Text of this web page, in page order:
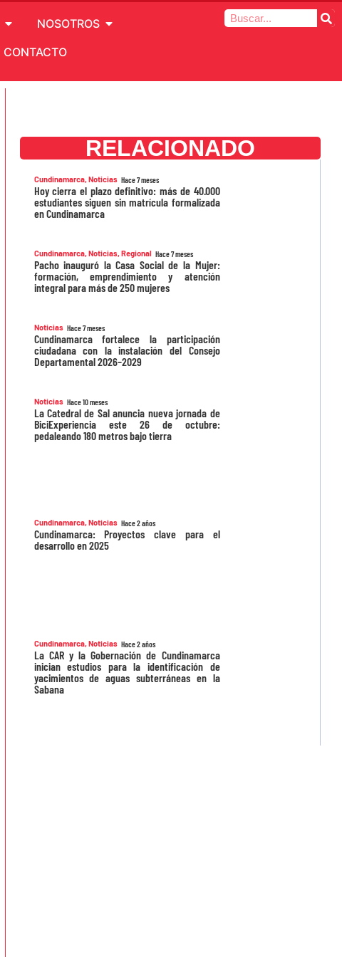
NOSOTROS
CONTACTO
RELACIONADO
Cundinamarca,Noticias Hace 7 meses
Hoy cierra el plazo definitivo: más de 40.000
estudiantes siguen sin matrícula formalizada
en Cundinamarca
Cundinamarca,Noticias,Regional Hace 7 meses
Pacho inauguró la Casa Social de la Mujer:
formación, emprendimiento y atención
integral para más de 250 mujeres
Noticias Hace 7 meses
Cundinamarca fortalece la participación
ciudadana con la instalación del Consejo
Departamental 2026–2029
Noticias Hace 10 meses
La Catedral de Sal anuncia nueva jornada de
BiciExperiencia este 26 de octubre:
pedaleando 180 metros bajo tierra
Cundinamarca,Noticias Hace 2 años
Cundinamarca: Proyectos clave para el
desarrollo en 2025
Cundinamarca,Noticias Hace 2 años
La CAR y la Gobernación de Cundinamarca
inician estudios para la identificación de
yacimientos de aguas subterráneas en la
Sabana